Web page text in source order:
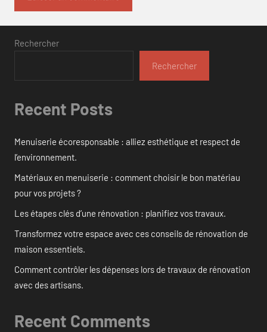
Rechercher
Rechercher
Recent Posts
Menuiserie écoresponsable : alliez esthétique et respect de
l’environnement.
Matériaux en menuiserie : comment choisir le bon matériau
pour vos projets ?
Les étapes clés d’une rénovation : planifiez vos travaux.
Transformez votre espace avec ces conseils de rénovation de
maison essentiels.
Comment contrôler les dépenses lors de travaux de rénovation
avec des artisans.
Recent Comments